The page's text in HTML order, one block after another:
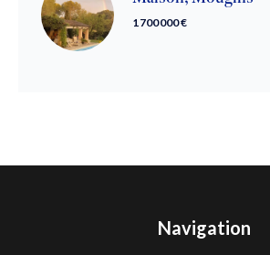
1 700 000 €
Navigation